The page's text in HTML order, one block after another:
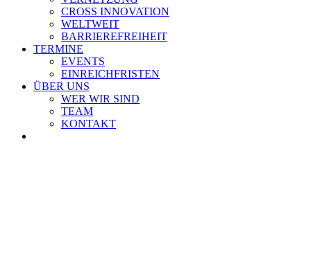
CROSS INNOVATION
WELTWEIT
BARRIEREFREIHEIT
TERMINE
EVENTS
EINREICHFRISTEN
ÜBER UNS
WER WIR SIND
TEAM
KONTAKT